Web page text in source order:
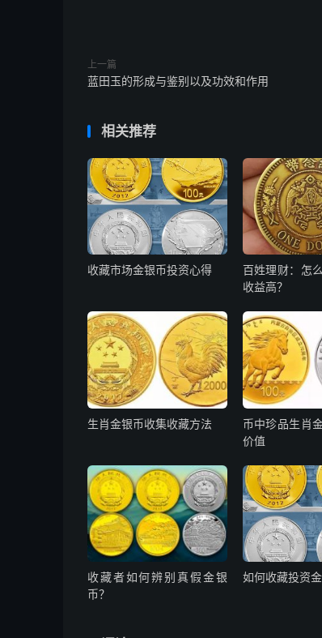
上一篇
蓝田玉的形成与鉴别以及功效和作用
相关推荐
收藏市场金银币投资心得
百姓理财：怎
收益高？
生肖金银币收集收藏方法
币中珍品生肖
价值
收藏者如何辨别真假金银
币？
如何收藏投资